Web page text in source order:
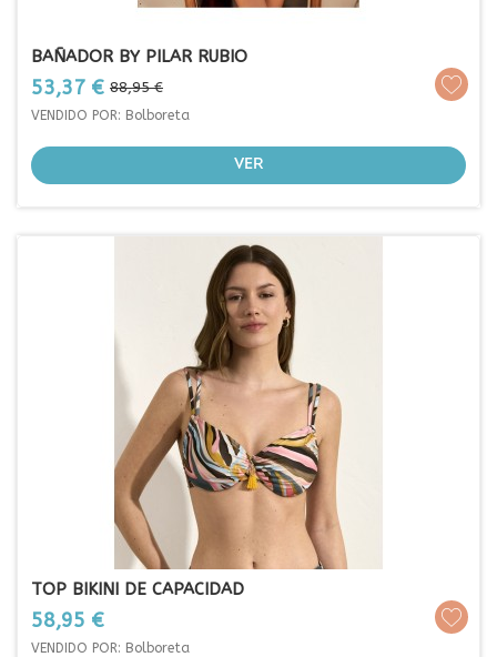
BAÑADOR BY PILAR RUBIO
Prezo
53,37 € Prezo
base
88,95 €
VENDIDO POR: Bolboreta
VER
TOP BIKINI DE CAPACIDAD
Prezo
58,95 €
VENDIDO POR: Bolboreta